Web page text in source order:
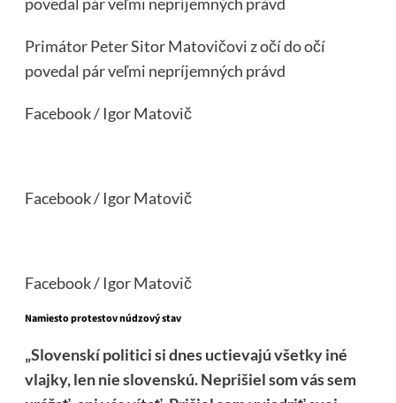
Primátor Peter Sitor Matovičovi z očí do očí
povedal pár veľmi nepríjemných právd
Facebook / Igor Matovič
Facebook / Igor Matovič
Facebook / Igor Matovič
Namiesto protestov núdzový stav
„Slovenskí politici si dnes uctievajú všetky iné
vlajky, len nie slovenskú. Neprišiel som vás sem